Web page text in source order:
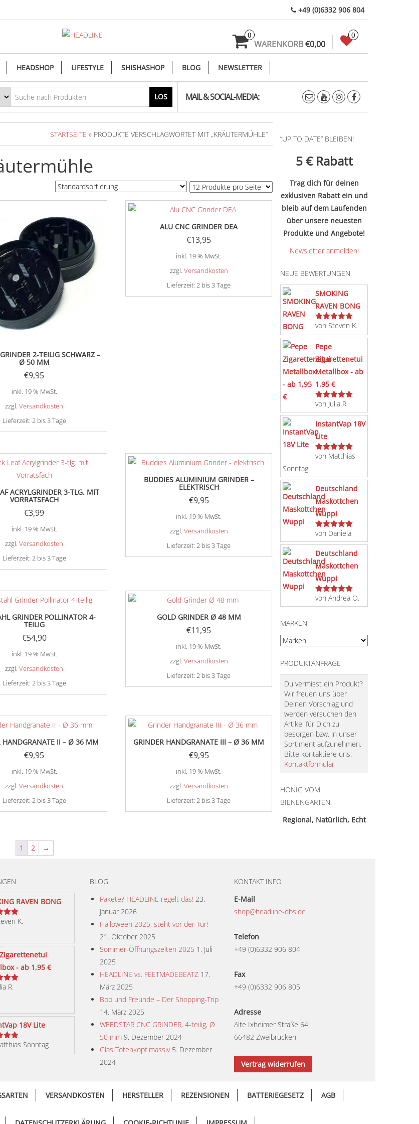
+49 (0)6332 906 804
0
WARENKORB€0,00
0
HEADSHOP LIFESTYLE SHISHASHOP BLOG NEWSLETTER
LOS MAIL & SOCIAL-MEDIA:
STARTSEITE » PRODUKTE VERSCHLAGWORTET MIT „KRÄUTERMÜHLE“
2-TEILIG SCHWARZ –
Ø 50 MM
€9,95
inkl. 19 % MwSt.
zzgl.Versandkosten
Lieferzeit: 2 bis 3 Tage
ALU CNC GRINDER DEA
€13,95
inkl. 19 % MwSt.
zzgl. Versandkosten
Lieferzeit: 2 bis 3 Tage
ACRYLGRINDER 3-TLG. MIT
VORRATSFACH
€3,99
inkl. 19 % MwSt.
zzgl.Versandkosten
Lieferzeit: 2 bis 3 Tage
BUDDIES ALUMINIUM GRINDER –
ELEKTRISCH
€9,95
inkl. 19 % MwSt.
zzgl. Versandkosten
Lieferzeit: 2 bis 3 Tage
GRINDER POLLINATOR 4-
TEILIG
€54,90
inkl. 19 % MwSt.
zzgl.Versandkosten
Lieferzeit: 2 bis 3 Tage
GOLD GRINDER Ø 48 MM
€11,95
inkl. 19 % MwSt.
zzgl. Versandkosten
Lieferzeit: 2 bis 3 Tage
HANDGRANATE II – Ø 36 MM
€9,95
inkl. 19 % MwSt.
zzgl.Versandkosten
Lieferzeit: 2 bis 3 Tage
GRINDER HANDGRANATE III – Ø 36 MM
€9,95
inkl. 19 % MwSt.
zzgl. Versandkosten
Lieferzeit: 2 bis 3 Tage
1 2 →
“UP TO DATE” BLEIBEN!
5 € Rabatt
Trag dich für deinen
exklusiven Rabatt ein und
bleib auf dem Laufenden
über unsere neuesten
Produkte und Angebote!
Newsletter anmelden!
NEUE BEWERTUNGEN
SMOKING
RAVEN BONG
Bewertet
mit5von 5
von Steven K.
Pepe
Zigarettenetui
Metallbox - ab
1,95 €
Bewertet
mit5von 5
von Julia R.
InstantVap 18V
Lite
Bewertet
von Matthias
Sonntag
Deutschland
Maskottchen
Wuppi
Bewertet
mit5von 5
von Daniela
Deutschland
Maskottchen
Wuppi
Bewertet
mit5von 5
von Andrea O.
MARKEN
PRODUKTANFRAGE
Du vermisst ein Produkt?
Wir freuen uns über
Deinen Vorschlag und
werden versuchen den
Artikel für Dich zu
besorgen bzw. in unser
Sortiment aufzunehmen.
Bitte kontaktiere uns:
Kontaktformular
HONIG VOM
BIENENGARTEN:
Regional, Natürlich, Echt
RAVEN BONG
K.
- ab 1,95 €
R.
18V Lite
Sonntag
BLOG
Pakete? HEADLINE regelt das! 23.
Januar 2026
Halloween 2025, steht vor der Tür!
21. Oktober 2025
Sommer-Öffnungszeiten 2025 1. Juli
2025
HEADLINE vs. FEETMADEBEATZ 17.
März 2025
Bob und Freunde – Der Shopping-Trip
14. März 2025
WEEDSTAR CNC GRINDER, 4-teilig, Ø
50 mm 9. Dezember 2024
Glas Totenkopf massiv 5. Dezember
2024
KONTAKT INFO
E-Mail
shop@headline-dbs.de
Telefon
+49 (0)6332 906 804
Fax
+49 (0)6332 906 805
Adresse
Alte Ixheimer Straße 64
66482 Zweibrücken
Vertrag widerrufen
VERSANDKOSTEN HERSTELLER REZENSIONEN BATTERIEGESETZ AGB